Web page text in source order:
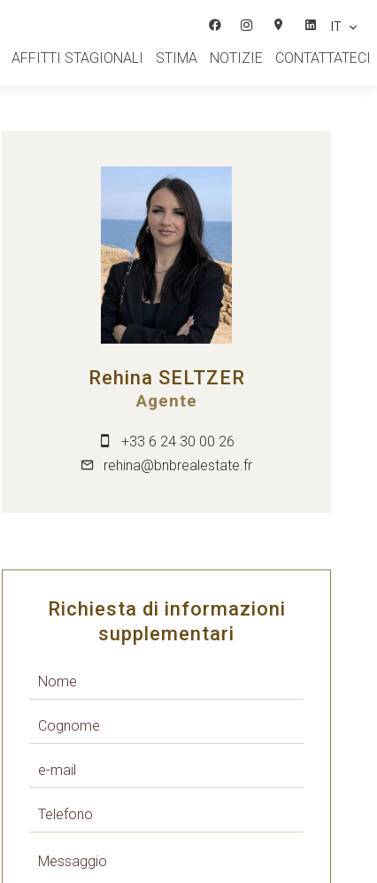
IT
AFFITTI STAGIONALI STIMA NOTIZIE CONTATTATECI
Rehina SELTZER
Agente
+33 6 24 30 00 26
rehina@bnbrealestate.fr
Richiesta di informazioni
supplementari